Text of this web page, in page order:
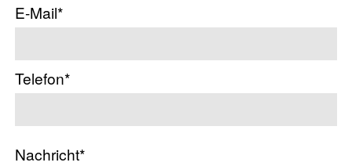
E-Mail*
Telefon*
Nachricht*